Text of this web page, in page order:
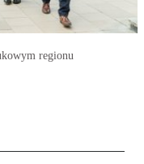
regionu